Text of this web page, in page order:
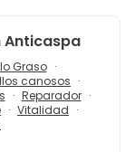
Anticaspa
Graso
canosos
Reparador
Vitalidad